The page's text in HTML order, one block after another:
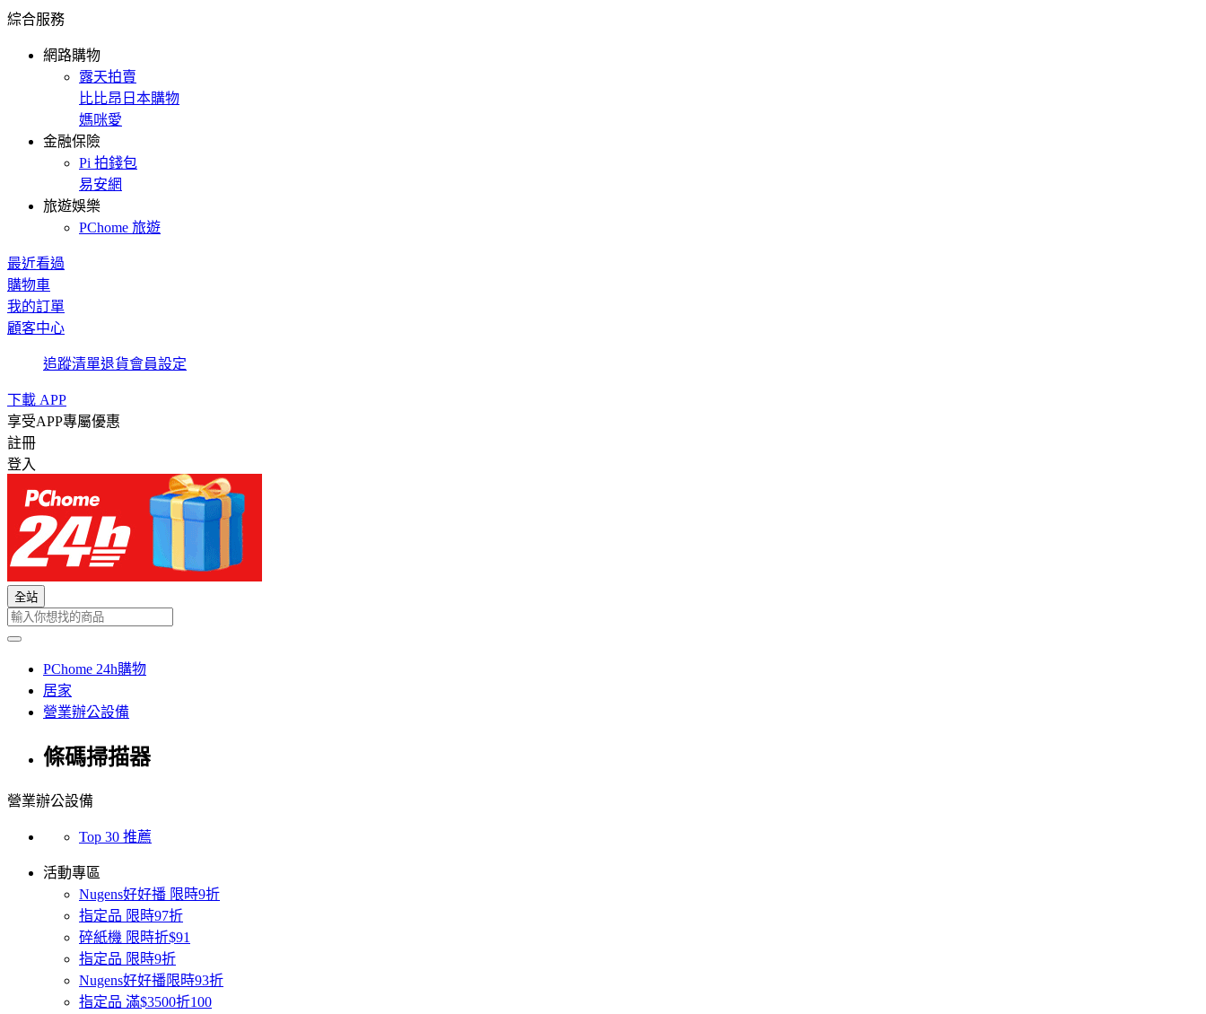
綜合服務
網路購物
露天拍賣
比比昂日本購物
媽咪愛
金融保險
Pi 拍錢包
易安網
旅遊娛樂
PChome 旅遊
最近看過
購物車
我的訂單
顧客中心
追蹤清單退貨會員設定
下載 APP
享受APP專屬優惠
註冊
登入
全站
PChome 24h購物
居家
營業辦公設備
條碼掃描器
營業辦公設備
Top 30 推薦
活動專區
Nugens好好播 限時9折
指定品 限時97折
碎紙機 限時折$91
指定品 限時9折
Nugens好好播限時93折
指定品 滿$3500折100